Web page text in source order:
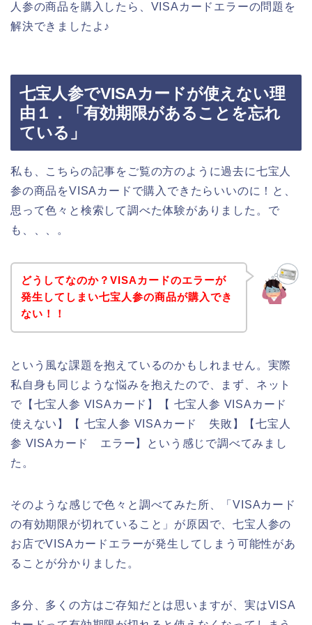
人参の商品を購入したら、VISAカードエラーの問題を
解決できましたよ♪
七宝人参でVISAカードが使えない理
由１．「有効期限があることを忘れ
ている」
私も、こちらの記事をご覧の方のように過去に七宝人
参の商品をVISAカードで購入できたらいいのに！と、
思って色々と検索して調べた体験がありました。で
も、、、。
どうしてなのか？VISAカードのエラーが
発生してしまい七宝人参の商品が購入でき
ない！！
という風な課題を抱えているのかもしれません。実際
私自身も同じような悩みを抱えたので、まず、ネット
で【七宝人参 VISAカード】【 七宝人参 VISAカード
使えない】【 七宝人参 VISAカード 失敗】【七宝人
参 VISAカード エラー】という感じで調べてみまし
た。
そのような感じで色々と調べてみた所、「VISAカード
の有効期限が切れていること」が原因で、七宝人参の
お店でVISAカードエラーが発生してしまう可能性があ
ることが分かりました。
多分、多くの方はご存知だとは思いますが、実はVISA